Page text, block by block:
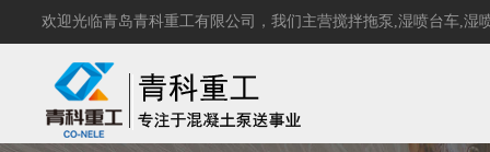
欢迎光临青岛青科重工有限公司，我们主营搅拌拖泵 ,湿喷台车,湿